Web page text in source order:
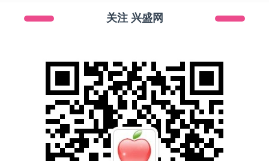
关注 兴盛网